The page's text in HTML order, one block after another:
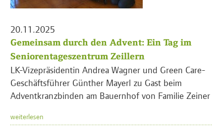
20.11.2025
Gemeinsam durch den Advent: Ein Tag im
Seniorentageszentrum Zeillern
LK-Vizepräsidentin Andrea Wagner und Green Care-
Geschäftsführer Günther Mayerl zu Gast beim
Adventkranzbinden am Bauernhof von Familie Zeiner
weiterlesen